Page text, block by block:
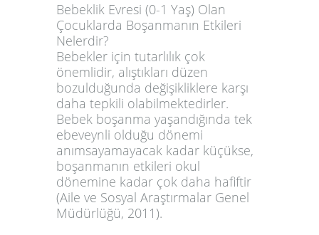
Bebeklik Evresi (0-1 Yaş) Olan
Çocuklarda Boşanmanın Etkileri
Nelerdir?
Bebekler için tutarlılık çok
önemlidir, alıştıkları düzen
bozulduğunda değişikliklere karşı
daha tepkili olabilmektedirler.
Bebek boşanma yaşandığında tek
ebeveynli olduğu dönemi
anımsayamayacak kadar küçükse,
boşanmanın etkileri okul
dönemine kadar çok daha hafiftir
(Aile ve Sosyal Araştırmalar Genel
Müdürlüğü, 2011).